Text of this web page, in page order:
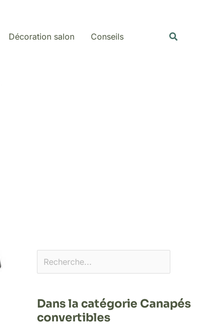
Décoration salon Conseils
Dans la catégorie Canapés
convertibles